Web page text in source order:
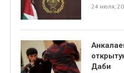
24 июля,
Даби